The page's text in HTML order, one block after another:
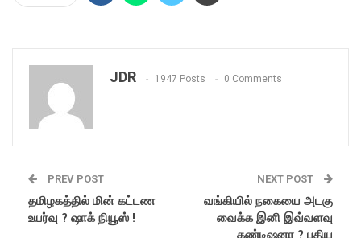
JDR 1947 Posts 0 Comments
PREV POST
தமிழகத்தில் மின் கட்டண
உயர்வு ? ஷாக் நியூஸ் !
NEXT POST
வங்கியில் நகையை அடகு
வைக்க இனி இவ்வளவு
கண்டிஷனா ? புதிய